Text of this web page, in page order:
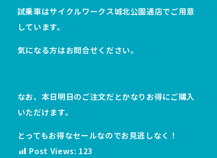
試乗車はサイクルワークス城北公園通店でご用意
しています。
気になる方はお問合せください。
なお、本日明日のご注文だとかなりお得にご購入
いただけます。
とってもお得なセールなのでお見逃しなく！
Post Views: 123